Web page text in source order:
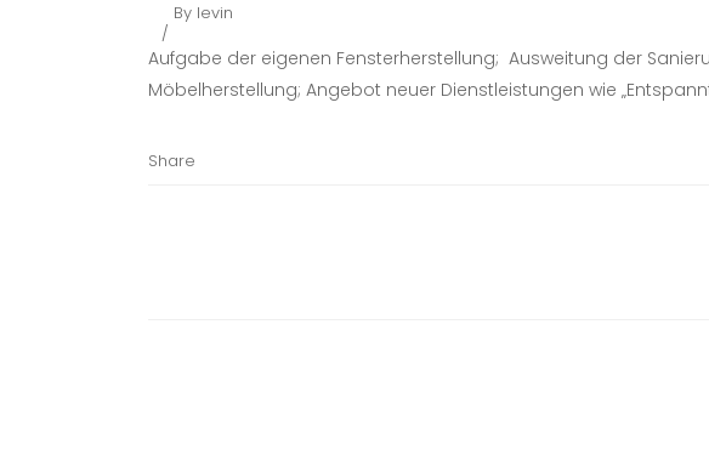
By levin
Aufgabe der eigenen Fensterherstellung; Ausweitung der
Möbelherstellung; Angebot neuer Dienstleistungen wie
Share